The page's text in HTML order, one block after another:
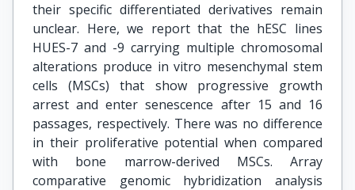
their specific differentiated derivatives remain
unclear. Here, we report that the hESC lines
HUES-7 and -9 carrying multiple chromosomal
alterations produce in vitro mesenchymal stem
cells (MSCs) that show progressive growth
arrest and enter senescence after 15 and 16
passages, respectively. There was no difference
in their proliferative potential when compared
with bone marrow-derived MSCs. Array
comparative genomic hybridization analysis